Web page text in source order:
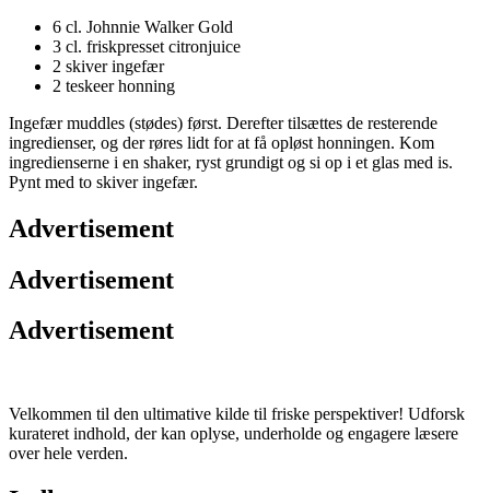
6 cl. Johnnie Walker Gold
3 cl. friskpresset citronjuice
2 skiver ingefær
2 teskeer honning
Ingefær muddles (stødes) først. Derefter tilsættes de resterende
ingredienser, og der røres lidt for at få opløst honningen. Kom
ingredienserne i en shaker, ryst grundigt og si op i et glas med is.
Pynt med to skiver ingefær.
Advertisement
Advertisement
Advertisement
Velkommen til den ultimative kilde til friske perspektiver! Udforsk
kurateret indhold, der kan oplyse, underholde og engagere læsere
over hele verden.